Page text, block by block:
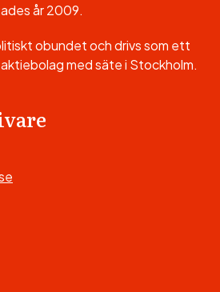
år 2009.
obundet och drivs som ett
med säte i Stockholm.